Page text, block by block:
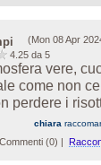
(Mon 08 Apr
4.25 da 5
vere,
come non
perdere i
chiara
Commenti (0) |